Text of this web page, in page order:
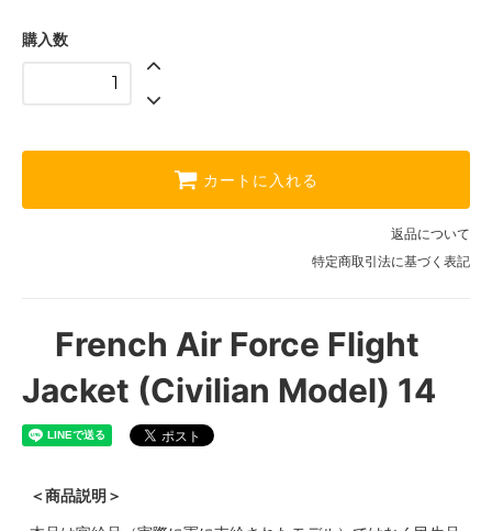
購入数
カートに入れる
返品について
特定商取引法に基づく表記
French Air Force Flight
Jacket (Civilian Model) 14
＜商品説明＞